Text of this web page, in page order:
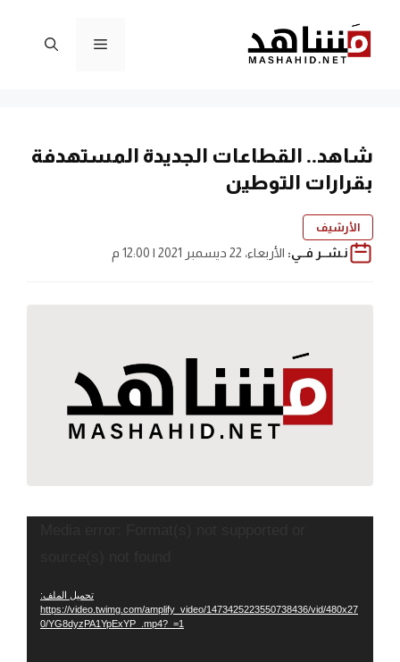
المحتوى
القائمة
شاهد.. القطاعات الجديدة المستهدفة
بقرارات التوطين
الأرشيف
نـشــر فــي: الأربعاء، 22 ديسمبر 2021 | 12:00 م
تحميل الملف:
https://video.twimg.com/amplify_video/1473425223550738436/vid/480x27
0/YG8dyzPA1YpExYP_.mp4?_=1